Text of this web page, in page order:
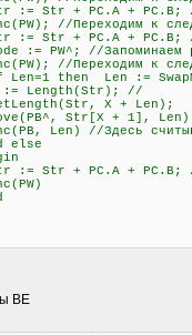
Str + PC.A + PC.B; //
//Переходим к
Str + PC.A + PC.B; //
:= PW^; //Запоминаем
//Переходим к
then Len :=
Length(Str); //
X +
Str[X + 1],
Len) //Здесь
else
Str + PC.A + PC.B; //
BE